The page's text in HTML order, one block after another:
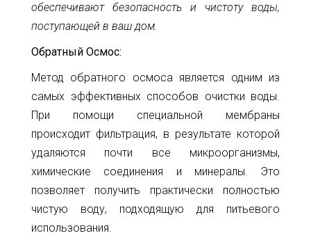
обеспечивают безопасность и чистоту воды,
поступающей в ваш дом.
Обратный Осмос:
Метод обратного осмоса является одним из
самых эффективных способов очистки воды.
При помощи специальной мембраны
происходит фильтрация, в результате которой
удаляются почти все микроорганизмы,
химические соединения и минералы. Это
позволяет получить практически полностью
чистую воду, подходящую для питьевого
использования.